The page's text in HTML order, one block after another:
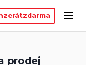
zdarma
prodej